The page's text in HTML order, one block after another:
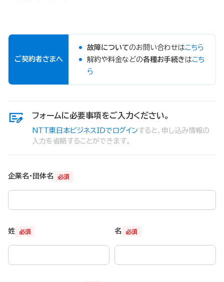
ご契約者さまへ
故障についてのお問い合わせはこちら
解約や料金などの各種お手続きはこち
ら
フォームに必要事項をご入力ください。
NTT東日本ビジネスIDでログインすると、申し込み情報の
入力を省略することができます。
必須
企業名・団体名
必須
姓 必須
名